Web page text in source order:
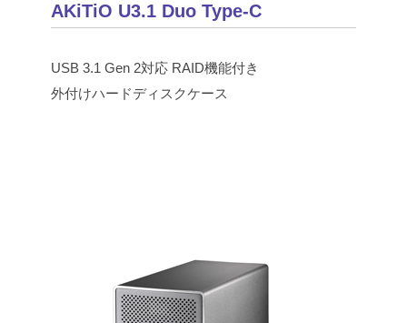
AKiTiO U3.1 Duo Type-C
USB 3.1 Gen 2対応 RAID機能付き
外付けハードディスクケース